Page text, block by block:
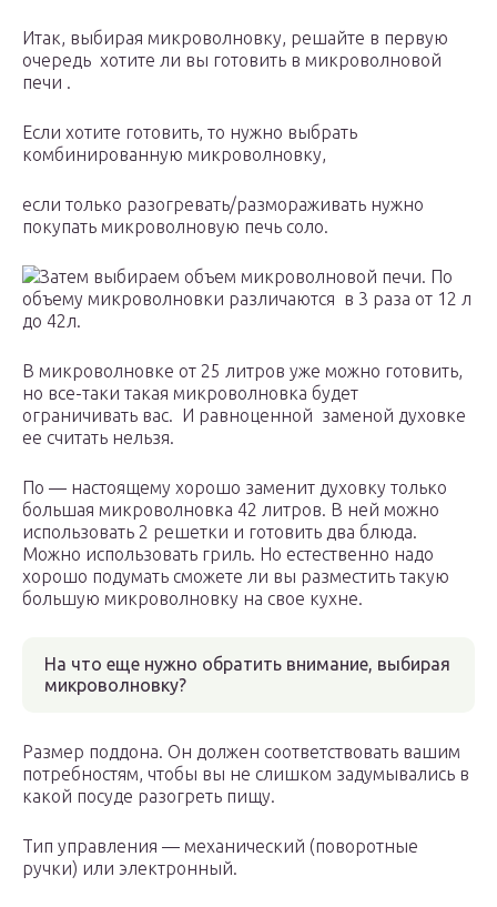
Итак, выбирая микроволновку, решайте в первую
очередь хотите ли вы готовить в микроволновой
печи .
Если хотите готовить, то нужно выбрать
комбинированную микроволновку,
если только разогревать/размораживать нужно
покупать микроволновую печь соло.
Затем выбираем объем микроволновой печи. По
объему микроволновки различаются в 3 раза от 12 л
до 42л.
В микроволновке от 25 литров уже можно готовить,
но все-таки такая микроволновка будет
ограничивать вас. И равноценной заменой духовке
ее считать нельзя.
По — настоящему хорошо заменит духовку только
большая микроволновка 42 литров. В ней можно
использовать 2 решетки и готовить два блюда.
Можно использовать гриль. Но естественно надо
хорошо подумать сможете ли вы разместить такую
большую микроволновку на свое кухне.
На что еще нужно обратить внимание, выбирая
микроволновку?
Размер поддона. Он должен соответствовать вашим
потребностям, чтобы вы не слишком задумывались в
какой посуде разогреть пищу.
Тип управления — механический (поворотные
ручки) или электронный.